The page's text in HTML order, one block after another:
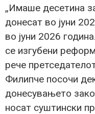
„Имаше десетина
донесат во јуни
во јуни 2026
се изгубени
рече
Филипче посочи
донесувањето
носат суштински